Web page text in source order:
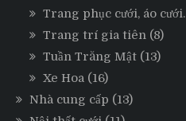
Trang phục cưới, áo cưới.
Trang trí gia tiên (8)
Tuần Trăng Mật (13)
Xe Hoa (16)
Nhà cung cấp (13)